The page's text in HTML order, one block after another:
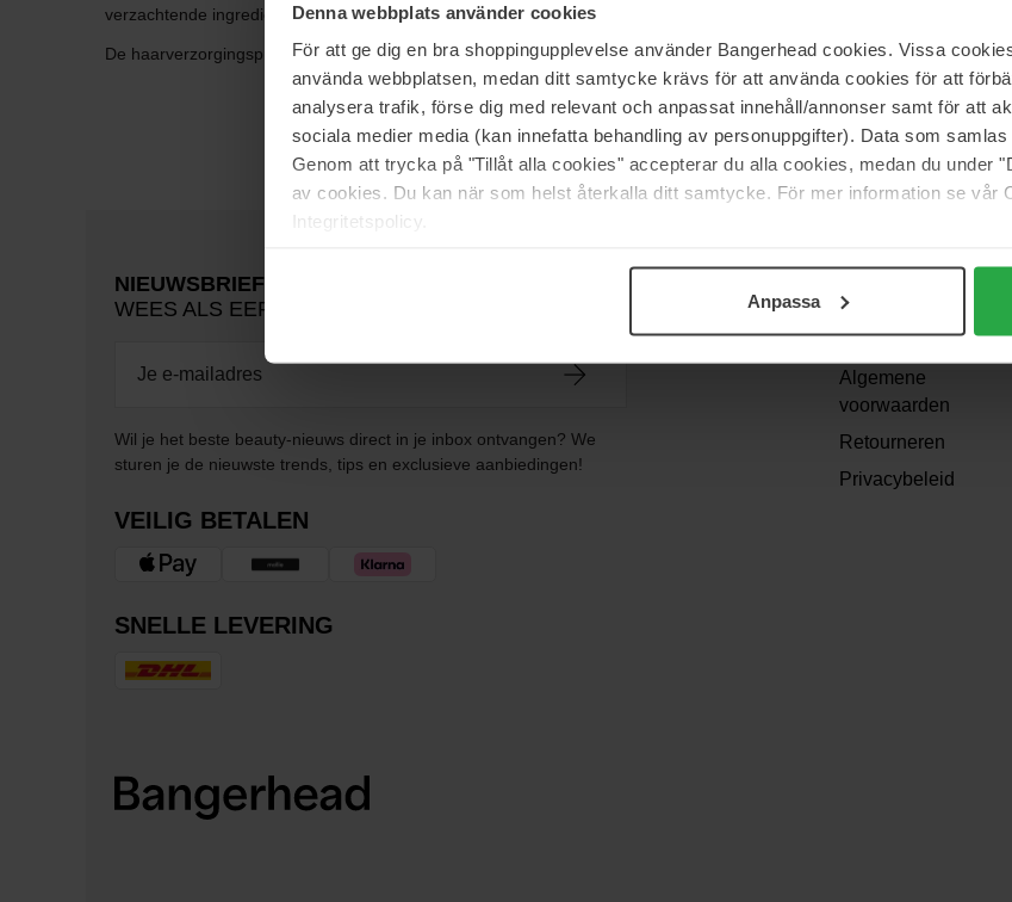
Denna webbplats använder cookies
För att ge dig en bra shoppingupplevelse använder Bangerhead cookies. Vissa
använda webbplatsen, medan ditt samtycke krävs för att använda cookies för att
analysera trafik, förse dig med relevant och anpassat innehåll/annonser samt för att
sociala medier media (kan innefatta behandling av personuppgifter). Data som
Genom att trycka på "Tillåt alla cookies" accepterar du alla cookies, medan du under
av cookies. Du kan när som helst återkalla ditt samtycke. För mer information se vår
Integritetspolicy.
Anpassa
verzachtende ingrediënten die speciaal zijn aangepast aan de verschillende behoeftes van het haar.
De haarverzorgingsproducten komen in vijf verschillende productlijnen, Everyday, Silver, Volume, Repair en Moisture.
NIEUWSBRIEF
WEES ALS EERSTE OP DE HOOGTE
Wil je het beste beauty-nieuws direct in je inbox ontvangen? We
sturen je de nieuwste trends, tips en exclusieve aanbiedingen!
VEILIG BETALEN
SNELLE LEVERING
Veelgestelde vragen
Algemene
voorwaarden
Retourneren
Privacybeleid